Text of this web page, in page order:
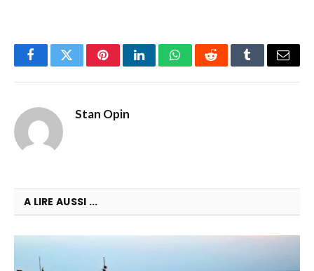
FacebookTwitterPinterestLinkedInWhatsAppRedditTumblrEmail
Stan Opin
A LIRE AUSSI ...